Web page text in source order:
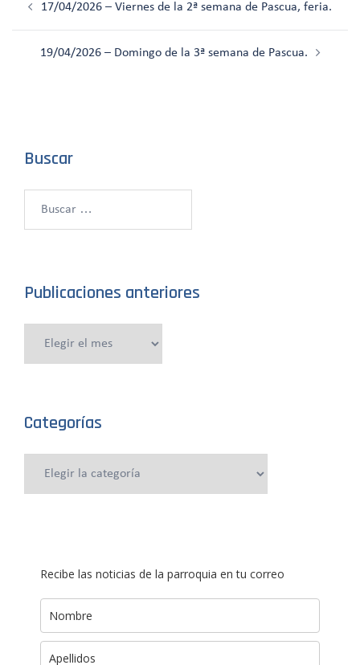
de
17/04/2026 – Viernes de la 2ª semana de Pascua, feria.
19/04/2026 – Domingo de la 3ª semana de Pascua.
Buscar
Publicaciones anteriores
Categorías
Recibe las noticias de la parroquia en tu correo